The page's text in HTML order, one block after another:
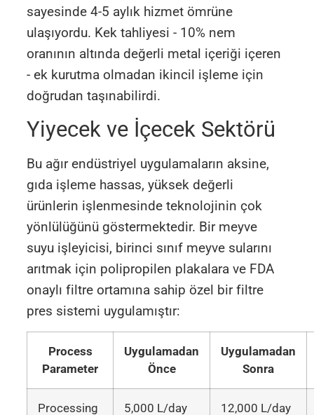
sayesinde 4-5 aylık hizmet ömrüne
ulaşıyordu. Kek tahliyesi - 10% nem
oranının altında değerli metal içeriği içeren
- ek kurutma olmadan ikincil işleme için
doğrudan taşınabilirdi.
Yiyecek ve İçecek Sektörü
Bu ağır endüstriyel uygulamaların aksine,
gıda işleme hassas, yüksek değerli
ürünlerin işlenmesinde teknolojinin çok
yönlülüğünü göstermektedir. Bir meyve
suyu işleyicisi, birinci sınıf meyve sularını
arıtmak için polipropilen plakalara ve FDA
onaylı filtre ortamına sahip özel bir filtre
pres sistemi uygulamıştır:
Process
Parameter
Uygulamadan
Önce
Uygulamadan
Sonra
Processing
5,000 L/day 12,000 L/day